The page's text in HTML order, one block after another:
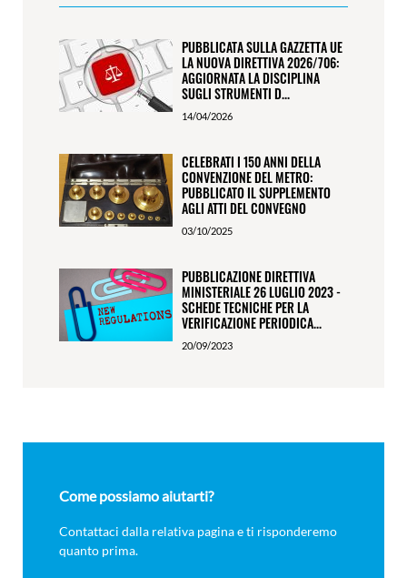
PUBBLICATA SULLA GAZZETTA UE
LA NUOVA DIRETTIVA 2026/706:
AGGIORNATA LA DISCIPLINA
SUGLI STRUMENTI D...
14/04/2026
CELEBRATI I 150 ANNI DELLA
CONVENZIONE DEL METRO:
PUBBLICATO IL SUPPLEMENTO
AGLI ATTI DEL CONVEGNO
03/10/2025
PUBBLICAZIONE DIRETTIVA
MINISTERIALE 26 LUGLIO 2023 -
SCHEDE TECNICHE PER LA
VERIFICAZIONE PERIODICA...
20/09/2023
Come possiamo aiutarti?
Contattaci dalla relativa pagina e ti risponderemo
quanto prima.